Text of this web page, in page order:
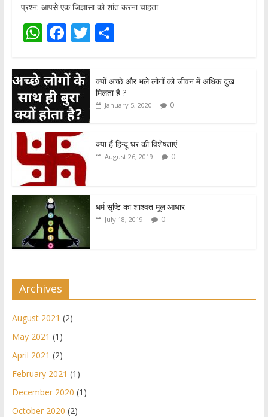
प्रश्न: आपसे एक जिज्ञासा को शांत करना चाहता
W
at
s
A
p
p
F
e
b
o
o
k
T
itt
er
S
ar
e
क्यों अच्छे और भले लोगों को जीवन में अधिक दुख
मिलता है ?
January 5, 2020 0
क्या हैं हिन्दू घर की विशेषताएं
August 26, 2019 0
धर्म सृष्टि का शाश्वत मूल आधार
July 18, 2019 0
Archives
August 2021 (2)
May 2021 (1)
April 2021 (2)
February 2021 (1)
December 2020 (1)
October 2020 (2)